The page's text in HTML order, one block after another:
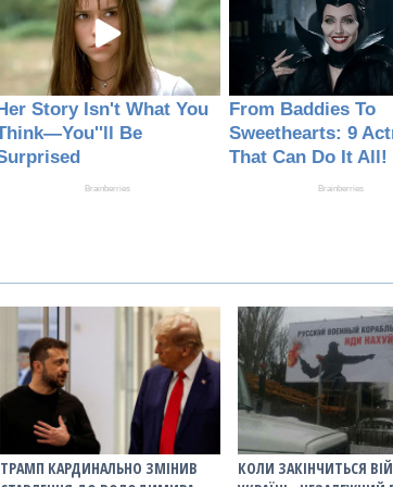
ТРАМП КАРДИНАЛЬНО ЗМІНИВ
КОЛИ ЗАКІНЧИТЬСЯ